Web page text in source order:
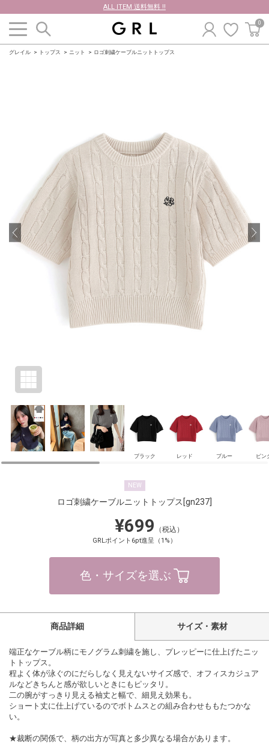
ALL ITEM 送料無料 !!
0
グレイル トップス ニット ロゴ刺繍ケーブルニットトップス
ブラック レッド ブルー ピン
NEW
ロゴ刺繍ケーブルニットトップス [gn237]
¥699 （税込）
GRLポイント6pt進呈（1%）
色・サイズを選ぶ
商品詳細 サイズ・素材
端正なケーブル柄にモノグラム刺繍を施し、プレッピーに仕上げたニッ
トトップス。
程よく体が泳ぐのにだらしなく見えないサイズ感で、オフィスカジュア
ルなどきちんと感が欲しいときにもピッタリ。
二の腕がすっきり見える袖丈と幅で、細見え効果も。
ショート丈に仕上げているのでボトムスとの組み合わせももたつかな
い。
★裁断の関係で、柄の出方が写真と多少異なる場合があります。